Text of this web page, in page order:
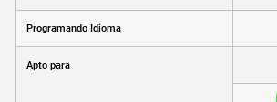
Programando Idioma
Apto para